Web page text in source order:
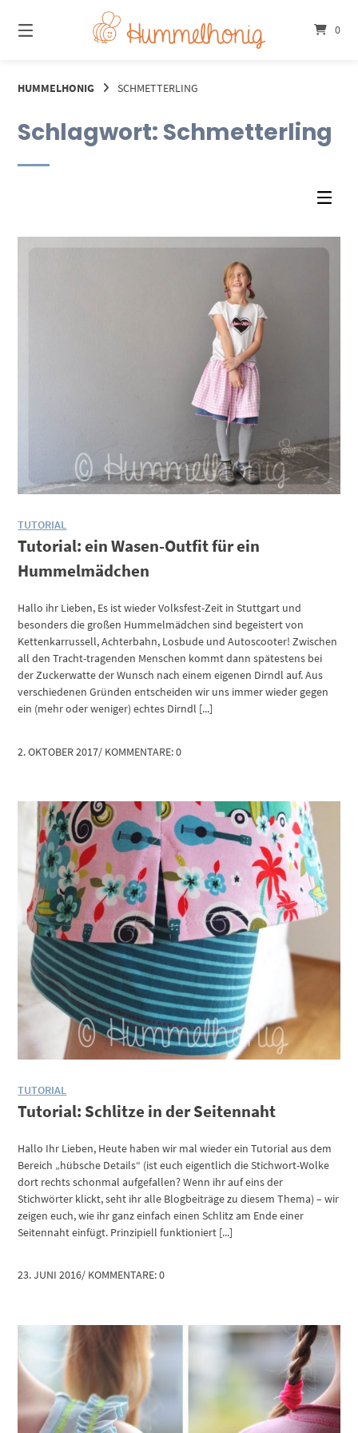
zum
Inhalt
0
HUMMELHONIG SCHMETTERLING
Schlagwort: Schmetterling
TUTORIAL
Tutorial: ein Wasen-Outfit für ein
Hummelmädchen
Hallo ihr Lieben, Es ist wieder Volksfest-Zeit in Stuttgart und
besonders die großen Hummelmädchen sind begeistert von
Kettenkarrussell, Achterbahn, Losbude und Autoscooter! Zwischen
all den Tracht-tragenden Menschen kommt dann spätestens bei
der Zuckerwatte der Wunsch nach einem eigenen Dirndl auf. Aus
verschiedenen Gründen entscheiden wir uns immer wieder gegen
ein (mehr oder weniger) echtes Dirndl [...]
2. OKTOBER 2017/ KOMMENTARE: 0
TUTORIAL
Tutorial: Schlitze in der Seitennaht
Hallo Ihr Lieben, Heute haben wir mal wieder ein Tutorial aus dem
Bereich „hübsche Details“ (ist euch eigentlich die Stichwort-Wolke
dort rechts schonmal aufgefallen? Wenn ihr auf eins der
Stichwörter klickt, seht ihr alle Blogbeiträge zu diesem Thema) – wir
zeigen euch, wie ihr ganz einfach einen Schlitz am Ende einer
Seitennaht einfügt. Prinzipiell funktioniert [...]
23. JUNI 2016/ KOMMENTARE: 0